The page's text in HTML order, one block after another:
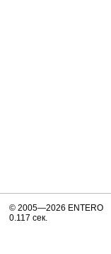
© 2005—2026 ENTERO
0.117 сек.